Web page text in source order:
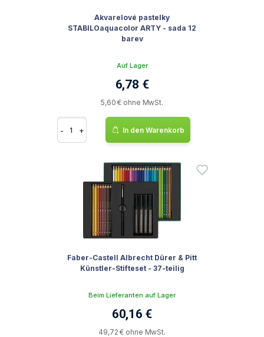
Akvarelové pastelky
STABILOaquacolor ARTY - sada 12
barev
Auf Lager
6,78 €
5,60 € ohne MwSt.
- + In den Warenkorb
Faber-Castell Albrecht Dürer & Pitt
Künstler-Stifteset - 37-teilig
Beim Lieferanten auf Lager
60,16 €
49,72 € ohne MwSt.